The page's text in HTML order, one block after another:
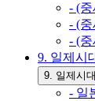
- (
- (
- (
9. 일제시
9. 일제시
- 일